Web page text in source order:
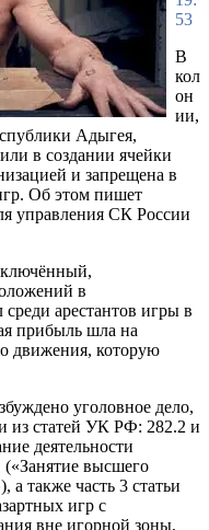
53
В
кол
он
ии,
Адыгея,
в создании ячейки
и запрещена в
Об этом пишет
управления СК России
в
арестантов игры в
прибыль шла на
движения, которую
уголовное дело,
из статей УК РФ: 282.2 и
деятельности
(«Занятие высшего
также часть 3 статьи
игр с
вне игорной зоны,